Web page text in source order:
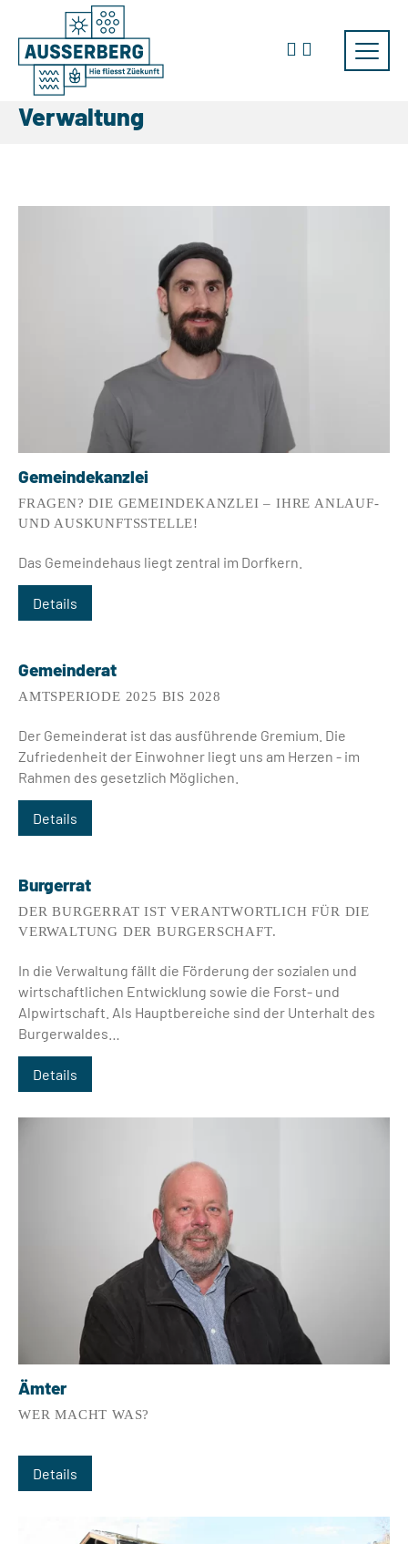
Verwaltung
Gemeindekanzlei
FRAGEN? DIE GEMEINDEKANZLEI – IHRE ANLAUF-
UND AUSKUNFTSSTELLE!
Das Gemeindehaus liegt zentral im Dorfkern.
Details
Gemeinderat
AMTSPERIODE 2025 BIS 2028
Der Gemeinderat ist das ausführende Gremium. Die
Zufriedenheit der Einwohner liegt uns am Herzen - im
Rahmen des gesetzlich Möglichen.
Details
Burgerrat
DER BURGERRAT IST VERANTWORTLICH FÜR DIE
VERWALTUNG DER BURGERSCHAFT.
In die Verwaltung fällt die Förderung der sozialen und
wirtschaftlichen Entwicklung sowie die Forst- und
Alpwirtschaft. Als Hauptbereiche sind der Unterhalt des
Burgerwaldes…
Details
Ämter
WER MACHT WAS?
Details